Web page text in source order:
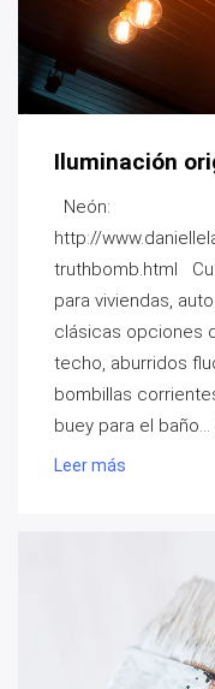
Iluminación
Neón:
http://
truthbomb.html
para viviendas,
clásicas opciones
techo, aburridos
bombillas
buey para el baño...
Leer más